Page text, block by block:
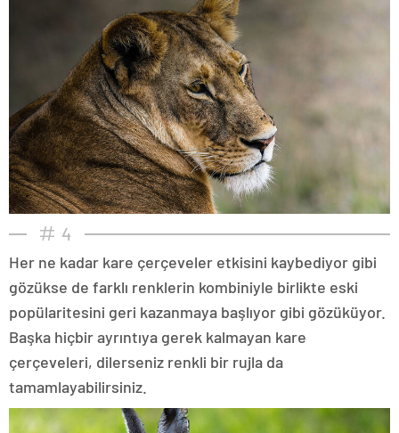
4
Her ne kadar kare çerçeveler etkisini kaybediyor gibi
gözükse de farklı renklerin kombiniyle birlikte eski
popülaritesini geri kazanmaya başlıyor gibi gözüküyor.
Başka hiçbir ayrıntıya gerek kalmayan kare
çerçeveleri, dilerseniz renkli bir rujla da
tamamlayabilirsiniz.